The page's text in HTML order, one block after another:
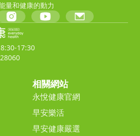
量和健康的動力
17:30
相關網站
永悅健康官網
早安樂活
早安健康嚴選